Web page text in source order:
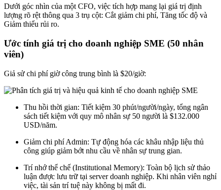
Dưới góc nhìn của một CFO, việc tích hợp mang lại giá trị định
lượng rõ rệt thông qua 3 trụ cột: Cắt giảm chi phí, Tăng tốc độ và
Giảm thiểu rủi ro.
Ước tính giá trị cho doanh nghiệp SME (50 nhân
viên)
Giả sử chi phí giờ công trung bình là $20/giờ:
Thu hồi thời gian: Tiết kiệm 30 phút/người/ngày, tổng ngân
sách tiết kiệm với quy mô nhân sự 50 người là $132.000
USD/năm.
Giảm chi phí Admin: Tự động hóa các khâu nhập liệu thủ
công giúp giảm bớt nhu cầu về nhân sự trung gian.
Trí nhớ thể chế (Institutional Memory): Toàn bộ lịch sử thảo
luận được lưu trữ tại server doanh nghiệp. Khi nhân viên nghỉ
việc, tài sản trí tuệ này không bị mất đi.